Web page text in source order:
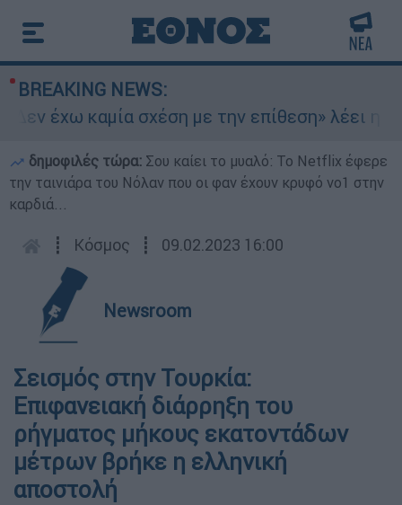
BREAKING NEWS:
έχω καμία σχέση με την επίθεση» λέει η
δημοφιλές τώρα: Σου καίει το μυαλό: Το Netflix έφερε
την ταινιάρα του Νόλαν που οι φαν έχουν κρυφό νο1 στην
καρδιά...
┋ Κόσμος ┋ 09.02.2023 16:00
Newsroom
Σεισμός στην Τουρκία:
Επιφανειακή διάρρηξη του
ρήγματος μήκους εκατοντάδων
μέτρων βρήκε η ελληνική
αποστολή